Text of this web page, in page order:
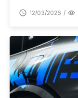
12/03/2026